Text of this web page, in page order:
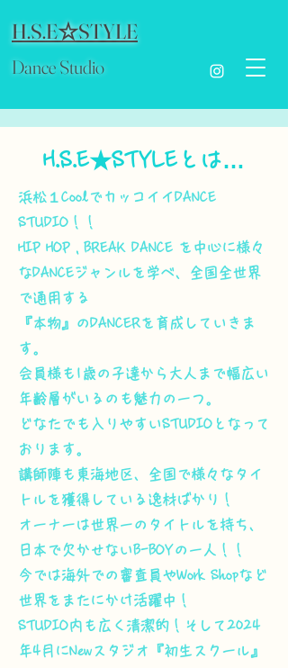
Dance Studio
H.S.E☆STYLE
H.S.E★STYLEとは…
浜松１CoolでカッコイイDANCE
STUDIO！！
HIP HOP , BREAK DANCE を中心に様々
なDANCEジャンルを学べ、全国全世界
で通用する
『本物』のDANCERを育成していきま
す。
会員様も1歳の子達から大人まで幅広い
年齢層がいるのも魅力の一つ。
どなたでも入りやすいSTUDIOとなって
おります。
講師陣も東海地区、全国で様々なタイ
トルを獲得している逸材ばかり！
オーナーは世界一のタイトルを持ち、
日本で欠かせないB-BOYの一人！！
今では海外での審査員やWork Shopなど
世界をまたにかけ活躍中！
STUDIO内も広く清潔的！そして2024
年4月にNewスタジオ『初生スクール』